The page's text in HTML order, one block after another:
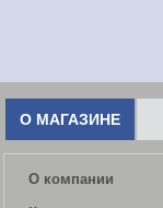
О МАГАЗИНЕ
О компании